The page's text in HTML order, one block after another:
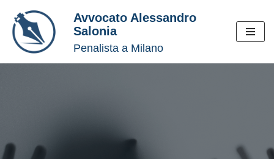
Vai
al
contenuto
Avvocato Alessandro
Salonia
Penalista a Milano